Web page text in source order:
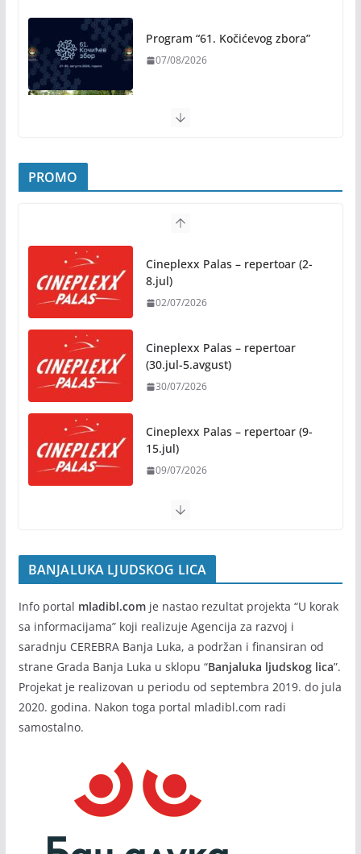
Program “61. Kočićevog zbora”
07/08/2026
„Banjalučkog ljeta“ – joga,
Let 3 i Z++ i Sébastien Léger i Denis Sulta obilježili
prvo veče Freshwavea
07/08/2026
Festival “Kreativni avgust”
Turnir u malom fudbalu
10/08/2026
PROMO
Cineplexx Palas – repertoar (2-
8.jul)
02/07/2026
Cineplexx Palas – repertoar
(30.jul-5.avgust)
30/07/2026
Cineplexx Palas – repertoar (9-
15.jul)
09/07/2026
BANJALUKA LJUDSKOG LICA
Info portal mladibl.comje nastao rezultat projekta “U korak
sa informacijama” koji realizuje Agencija za razvoj i
saradnju CEREBRA Banja Luka, a podržan i finansiran od
strane Grada Banja Luka u sklopu “Banjaluka ljudskog lica”.
Projekat je realizovan u periodu od septembra 2019. do jula
2020. godina. Nakon toga portal mladibl.com radi
samostalno.